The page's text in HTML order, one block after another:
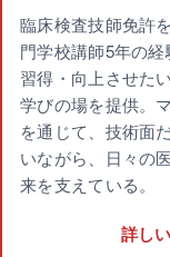
臨床検査技師免許
門学校講師5年の
習得・向上させた
学びの場を提供。
を通じて、技術面
いながら、日々の
来を支えている。
詳し